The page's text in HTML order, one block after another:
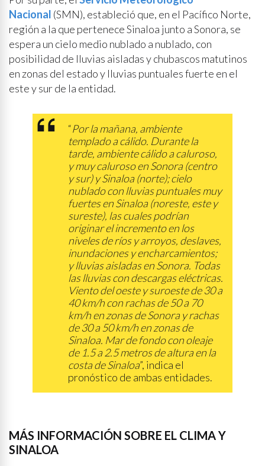
Nacional (SMN), estableció que, en el Pacífico Norte,
región a la que pertenece Sinaloa junto a Sonora, se
espera un cielo medio nublado a nublado, con
posibilidad de lluvias aisladas y chubascos matutinos
en zonas del estado y lluvias puntuales fuerte en el
este y sur de la entidad.
“Por la mañana, ambiente
templado a cálido. Durante la
tarde, ambiente cálido a caluroso,
y muy caluroso en Sonora (centro
y sur) y Sinaloa (norte); cielo
nublado con lluvias puntuales muy
fuertes en Sinaloa (noreste, este y
sureste), las cuales podrían
originar el incremento en los
niveles de ríos y arroyos, deslaves,
inundaciones y encharcamientos;
y lluvias aisladas en Sonora. Todas
las lluvias con descargas eléctricas.
Viento del oeste y suroeste de 30 a
40 km/h con rachas de 50 a 70
km/h en zonas de Sonora y rachas
de 30 a 50 km/h en zonas de
Sinaloa. Mar de fondo con oleaje
de 1.5 a 2.5 metros de altura en la
costa de Sinaloa”, indica el
pronóstico de ambas entidades.
MÁS INFORMACIÓN SOBRE EL CLIMA Y
SINALOA